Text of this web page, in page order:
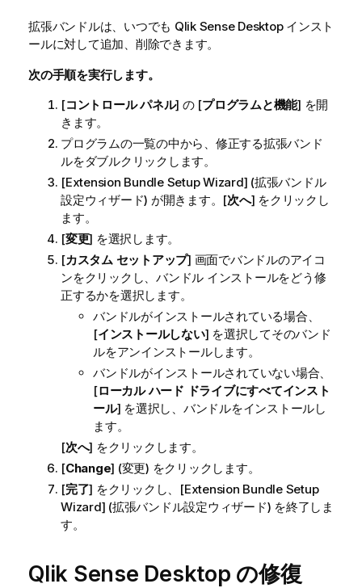
拡張バンドルは、いつでも Qlik Sense Desktopインスト
ールに対して追加、削除できます。
次の手順を実行します。
[コントロール パネル] の [プログラムと機能] を開
きます。
プログラムの一覧の中から、修正する拡張バンド
ルをダブルクリックします。
[Extension Bundle Setup Wizard] (拡張バンドル
設定ウィザード) が開きます。[次へ] をクリックし
ます。
[変更] を選択します。
[カスタム セットアップ] 画面でバンドルのアイコ
ンをクリックし、バンドル インストールをどう修
正するかを選択します。
バンドルがインストールされている場合、
[インストールしない] を選択してそのバンド
ルをアンインストールします。
バンドルがインストールされていない場合、
[ローカル ハード ドライブにすべてインスト
ール] を選択し、バンドルをインストールし
ます。
[次へ] をクリックします。
[Change] (変更) をクリックします。
[完了] をクリックし、[Extension Bundle Setup
Wizard] (拡張バンドル設定ウィザード) を終了しま
す。
Qlik Sense Desktop の修復